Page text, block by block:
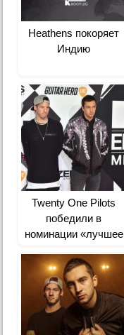
Heathens покоряет
Индию
Twenty One Pilots
победили в
номинации «лучшее
Video Music Awards
2016